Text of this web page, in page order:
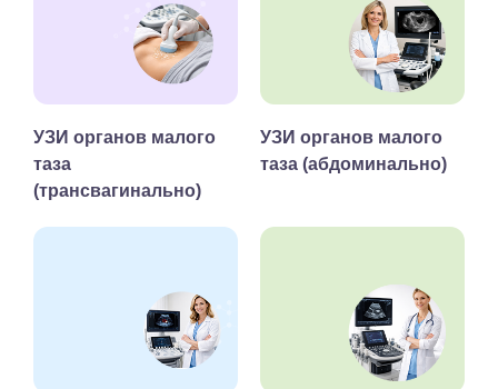
УЗИ органов малого
таза
(трансвагинально)
УЗИ органов малого
таза (абдоминально)